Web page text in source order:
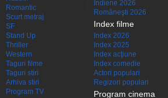
Romantic
Scurt metraj
SF
Stand Up
Thriller
Western
Taguri filme
Taguri stiri
Arhiva stiri
Program TV
Indiene 2026
Româneşti 2026
Index filme
Index 2026
Index 2025
Index acţiune
Index comedie
Actori populari
Regizori populari
Program cinema